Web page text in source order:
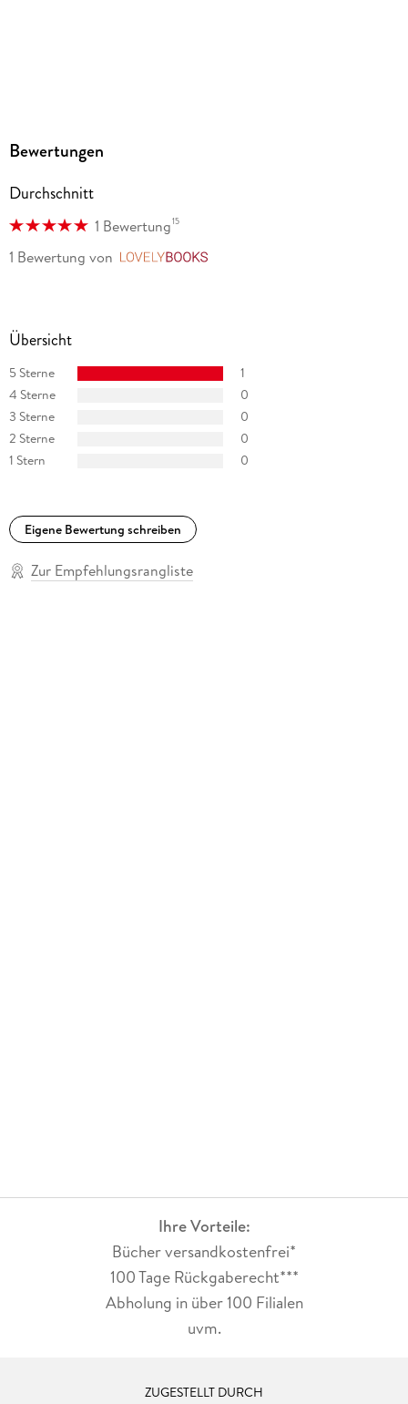
Bewertungen
Durchschnitt
1 Bewertung15
1 Bewertung von
Übersicht
5 Sterne
1
4 Sterne
0
3 Sterne
0
2 Sterne
0
1 Stern
0
Eigene Bewertung schreiben
Zur Empfehlungsrangliste
Ihre Vorteile:
Bücher versandkostenfrei*
100 Tage Rückgaberecht***
Abholung in über 100 Filialen
uvm.
ZUGESTELLT DURCH